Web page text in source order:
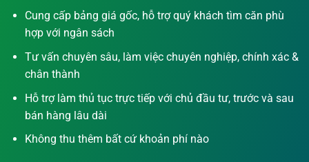
Cung cấp bảng giá gốc, hỗ trợ quý khách tìm căn phù
hợp với ngân sách
Tư vấn chuyên sâu, làm việc chuyên nghiệp, chính xác &
chân thành
Hỗ trợ làm thủ tục trực tiếp với chủ đầu tư, trước và sau
bán hàng lâu dài
Không thu thêm bất cứ khoản phí nào